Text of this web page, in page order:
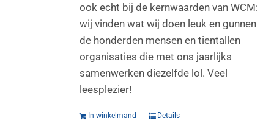
ook echt bij de kernwaarden van WCM:
wij vinden wat wij doen leuk en gunnen
de honderden mensen en tientallen
organisaties die met ons jaarlijks
samenwerken diezelfde lol. Veel
leesplezier!
In winkelmand Details